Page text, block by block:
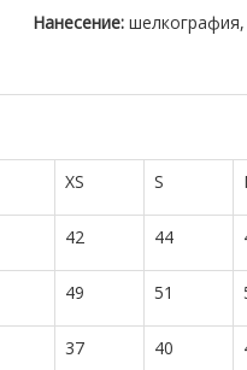
Нанесение:шелкография,
XS S
42 44
49 51
37 40